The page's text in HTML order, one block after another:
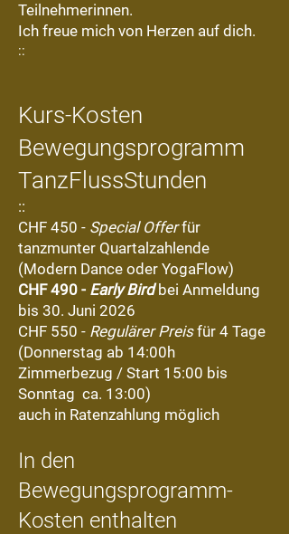
Teilnehmerinnen.
Ich freue mich von Herzen auf dich.
::
Kurs-Kosten
Bewegungsprogramm
TanzFlussStunden
::
CHF 450 - Special Offerfür
tanzmunter Quartalzahlende
(Modern Dance oder YogaFlow)
CHF 490 - Early Birdbei Anmeldung
bis 30. Juni 2026
CHF 550 - Regulärer Preisfür 4 Tage
(Donnerstag ab 14:00h
Zimmerbezug / Start 15:00 bis
Sonntag ca. 13:00)
auch in Ratenzahlung möglich
In den
Bewegungsprogramm-
Kosten enthalten